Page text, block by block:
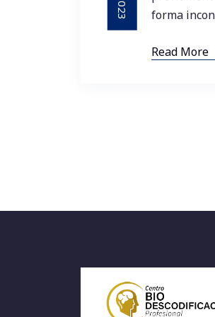
forma
Read More